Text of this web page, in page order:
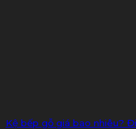
Kệ bếp gỗ giá bao nhiêu?